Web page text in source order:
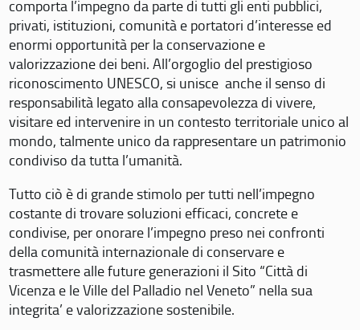
comporta l’impegno da parte di tutti gli enti pubblici,
privati, istituzioni, comunità e portatori d’interesse ed
enormi opportunità per la conservazione e
valorizzazione dei beni. All’orgoglio del prestigioso
riconoscimento UNESCO, si unisce anche il senso di
responsabilità legato alla consapevolezza di vivere,
visitare ed intervenire in un contesto territoriale unico al
mondo, talmente unico da rappresentare un patrimonio
condiviso da tutta l’umanità.
Tutto ciò è di grande stimolo per tutti nell’impegno
costante di trovare soluzioni efficaci, concrete e
condivise, per onorare l’impegno preso nei confronti
della comunità internazionale di conservare e
trasmettere alle future generazioni il Sito “Città di
Vicenza e le Ville del Palladio nel Veneto” nella sua
integrita’ e valorizzazione sostenibile.